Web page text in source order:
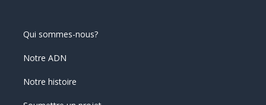
Qui sommes-nous?
Notre ADN
Notre histoire